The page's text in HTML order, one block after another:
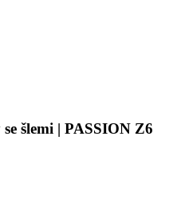
šlemi | PASSION Z6